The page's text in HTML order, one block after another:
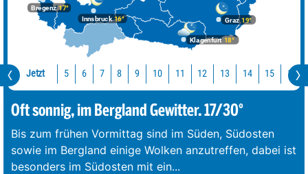
Bregenz17°
Graz19°
Innsbruck16°
Klagenfurt 18°
Jetzt 5 6 7 8 9 10 11 12 13 14 15 16
Oft sonnig, im Bergland Gewitter. 17/30°
Bis zum frühen Vormittag sind im Süden, Südosten
sowie im Bergland einige Wolken anzutreffen, dabei ist
besonders im Südosten mit ein...